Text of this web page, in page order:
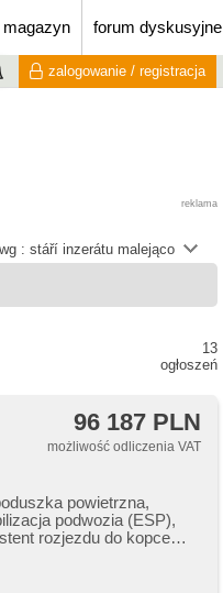
magazyn forum dyskusyjne
zalogowanie / registracja
reklama
: stáří inzerátu malejąco
13
ogłoszeń
96 187 PLN
możliwość odliczenia VAT
powietrzna,
podwozia (ESP),
rozjezdu do kopce